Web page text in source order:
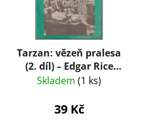
Tarzan: vězeň pralesa
(2. díl) – Edgar Rice
Burroughs
Skladem (1 ks)
39 Kč